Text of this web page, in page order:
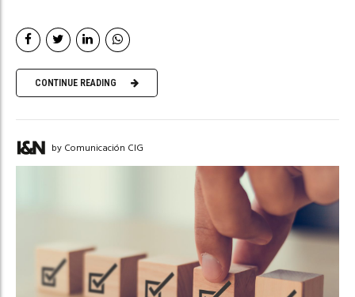
CONTINUE READING
by Comunicación CIG